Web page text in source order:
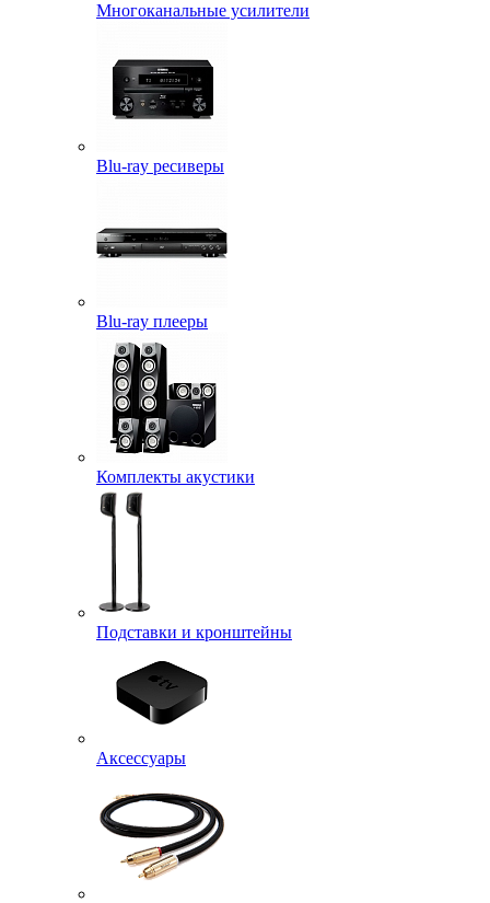
Многоканальные усилители
Blu-ray ресиверы
Blu-ray плееры
Комплекты акустики
Подставки и кронштейны
Аксессуары